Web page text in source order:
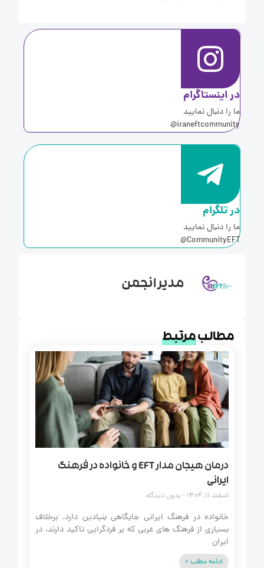
اینستاگرام
را دنبال نمایید
تلگرام
را دنبال نمایید
مدیر انجمن
مطالبمرتبط
درمان هیجان مدار EFT و خانواده در فرهنگ
بدون دیدگاه
خانواده در فرهنگ ایرانی جایگاهی بنیادین دارد. برخلاف
بسیاری از فرهنگ های غربی که بر فردگرایی تاکید دارند، در
ادامه مطلب »